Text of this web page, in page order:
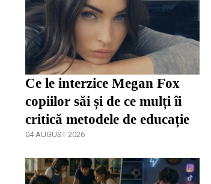
Ce le interzice Megan Fox
copiilor săi și de ce mulți îi
critică metodele de educație
04 AUGUST 2026